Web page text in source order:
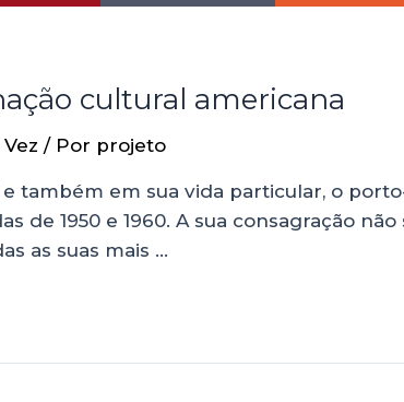
cultural americana
/ Por projeto
também em sua vida particular, o
de 1950 e 1960. A sua consagração
as suas mais …